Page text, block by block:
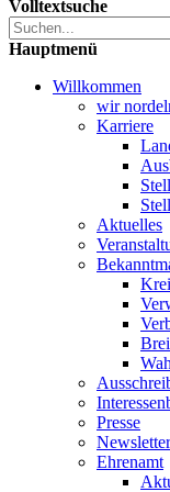
Volltextsuche
Hauptmenü
Willkommen
wir
Karriere
Aktuelles
Presse
Newsletter
Ehrenamt